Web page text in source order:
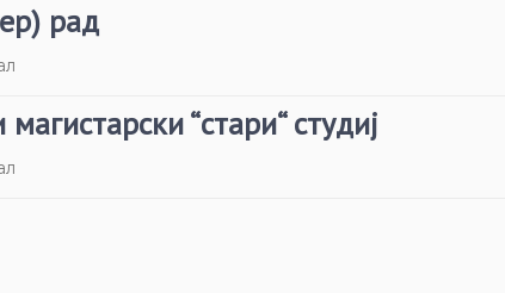
рад
“стари“ студиј